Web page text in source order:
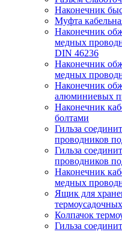
Наконечник
Муфта
Наконечник
медных
DIN 46236
Наконечник
медных
Наконечник
алюминиевых
Наконечник
болтами
Гильза
проводников
Гильза
проводников
Наконечник
медных
Ящик для
Колпачок
Гильза